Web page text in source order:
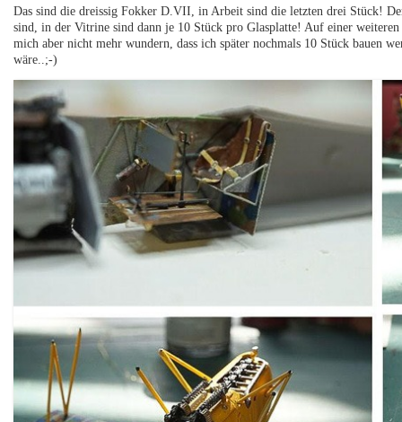
Das sind die dreissig Fokker D.VII, in Arbeit sind die letzten drei Stück!
sind, in der Vitrine sind dann je 10 Stück pro Glasplatte! Auf einer
mich aber nicht mehr wundern, dass ich später nochmals 10 Stück bauen
wäre..;-)